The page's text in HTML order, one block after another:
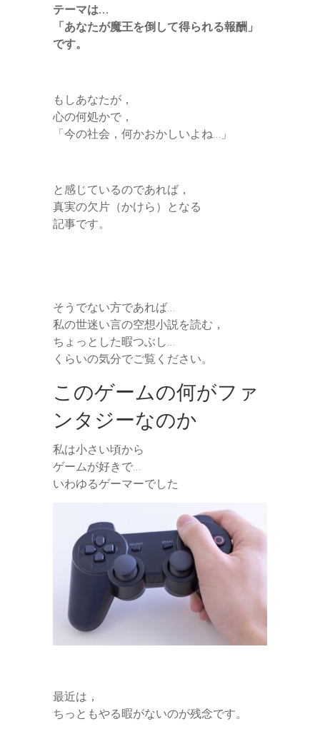
テーマは…
「あなたが魔王を倒して得られる報酬」
です。
もしあなたが，
心の何処かで，
「今の社会，何かおかしいよね…」
と感じているのであれば，
真実の欠片（かけら）となる
記事です。
そうでない方であれば…
私の世迷い言の空想小説を読む，
ちょっとした暇つぶし…
くらいの気分でご覧ください。
このゲームの何がファ
ンタジーなのか
私は小さい頃から
ゲームが好きで…
いわゆるゲーマーでした
最近は，
ちっともやる暇がないのが残念です。